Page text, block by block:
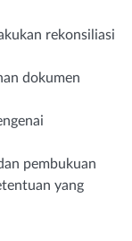
rekonsiliasi
dokumen
pembukuan
yang